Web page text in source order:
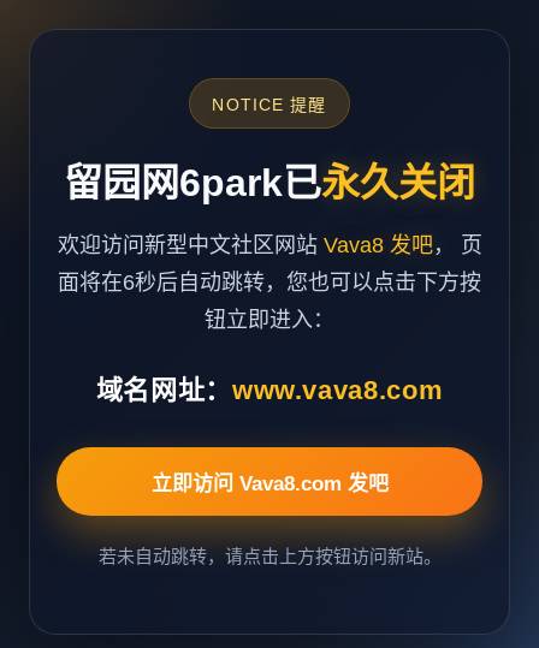
NOTICE 提醒
留园网6park已永久关闭
欢迎访问新型中文社区网站 Vava8 发吧， 页
面将在6秒后自动跳转，您也可以点击下方按
钮立即进入：
域名网址： www.vava8.com
立即访问 Vava8.com 发吧
若未自动跳转，请点击上方按钮访问新站。